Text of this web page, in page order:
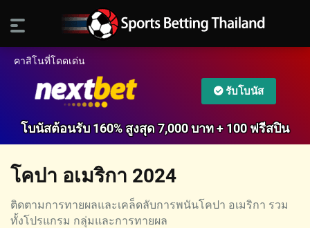
คาสิโนที่โดดเด่น
โบนัสต้อนรับ 160% สูงสุด 7,000 บาท + 100 ฟรีสปิน
รับโบนัส
โคปา อเมริกา 2024
ติดตามการทายผลและเคล็ดลับการพนันโคปา อเมริกา รวม
ทั้งโปรแกรม กลุ่มและการทายผล